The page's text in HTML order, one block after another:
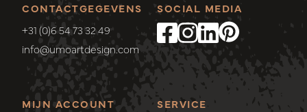
CONTACTGEGEVENS
+31 (0)6 54 73 32 49
info@umoartdesign.com
MIJN ACCOUNT
SERVICE
SOCIAL MEDIA